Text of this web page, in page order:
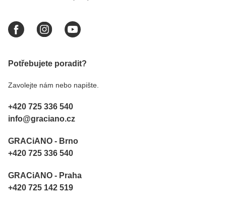
Potřebujete poradit?
Zavolejte nám nebo napište.
+420 725 336 540
info@graciano.cz
GRACiANO - Brno
+420 725 336 540
GRACiANO - Praha
+420 725 142 519